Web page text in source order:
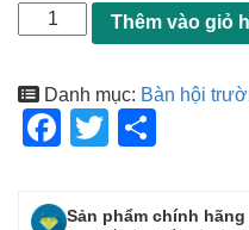
Thêm vào giỏ
Danh mục: Bàn hội
F
c
T
tt
ar
Sản phẩm chính hãng